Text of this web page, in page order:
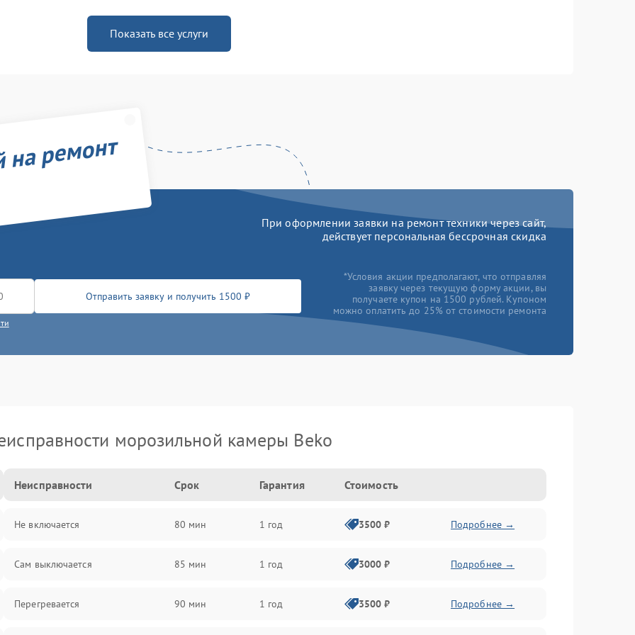
Показать все услуги
ремонт
При оформлении заявки на ремонт техники через сайт,
действует персональная бессрочная скидка
Отправить заявку и получить 1500 ₽
*Условия акции предполагают, что отправляя
заявку через текущую форму акции, вы
получаете купон на 1500 рублей. Купоном
можно оплатить до 25% от стоимости ремонта
морозильной камеры Beko
Неисправности Срок Гарантия Стоимость
Не включается 80 мин 1 год 3500 ₽ Подробнее →
Сам выключается 85 мин 1 год 3000 ₽ Подробнее →
Перегревается 90 мин 1 год 3500 ₽ Подробнее →